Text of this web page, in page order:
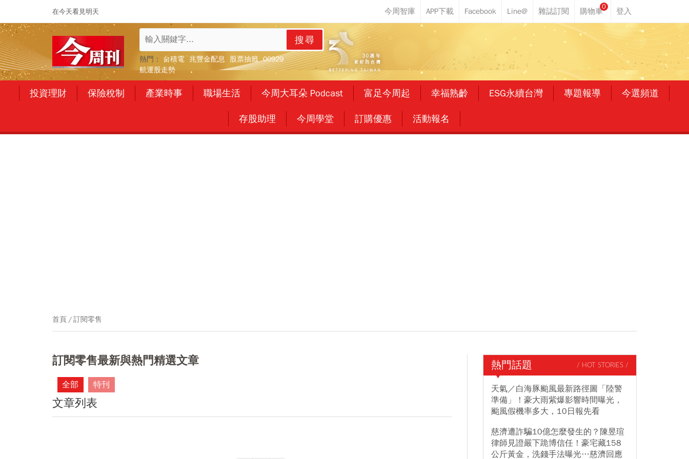
在今天看見明天
0
搜尋
熱門： 台積電 兆豐金配息 股票抽籤 00929
航運股走勢
投資理財 保險稅制 產業時事 職場生活 今周大耳朵 Podcast 富足今周起 幸福熟齡 ESG永續台灣 專題報導 今選頻道
存股助理 今周學堂 訂購優惠 活動報名
首頁 訂閱零售
訂閱零售最新與熱門精選文章
全部 特刊
文章列表
熱門話題 / HOT STORIES /
天氣／白海豚颱風最新路徑圖「陸警
準備」！豪大雨紫爆影響時間曝光，
颱風假機率多大，10日報先看
慈濟遭詐騙10億怎麼發生的？陳昱瑄
律師見證嚴下跪博信任！豪宅藏158
公斤黃金，洗錢手法曝光…慈濟回應